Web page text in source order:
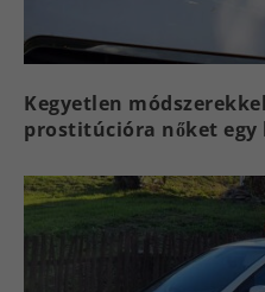
Kegyetlen
prostitúcióra nőket egy